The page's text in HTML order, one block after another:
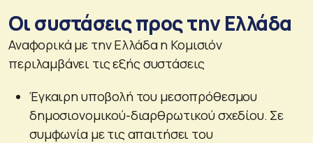
Οι συστάσεις προς την Ελλάδα
Αναφορικά με την Ελλάδα η Κομισιόν
περιλαμβάνει τις εξής συστάσεις
Έγκαιρη υποβολή του μεσοπρόθεσμου
δημοσιονομικού-διαρθρωτικού σχεδίου. Σε
συμφωνία με τις απαιτήσει του